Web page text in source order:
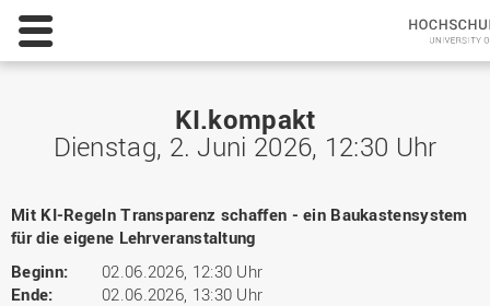
KI.kompakt
Dienstag, 2. Juni 2026, 12:30 Uhr
Mit KI-Regeln Transparenz schaffen - ein Baukastensystem
für die eigene Lehrveranstaltung
Beginn:
02.06.2026, 12:30 Uhr
Ende:
02.06.2026, 13:30 Uhr